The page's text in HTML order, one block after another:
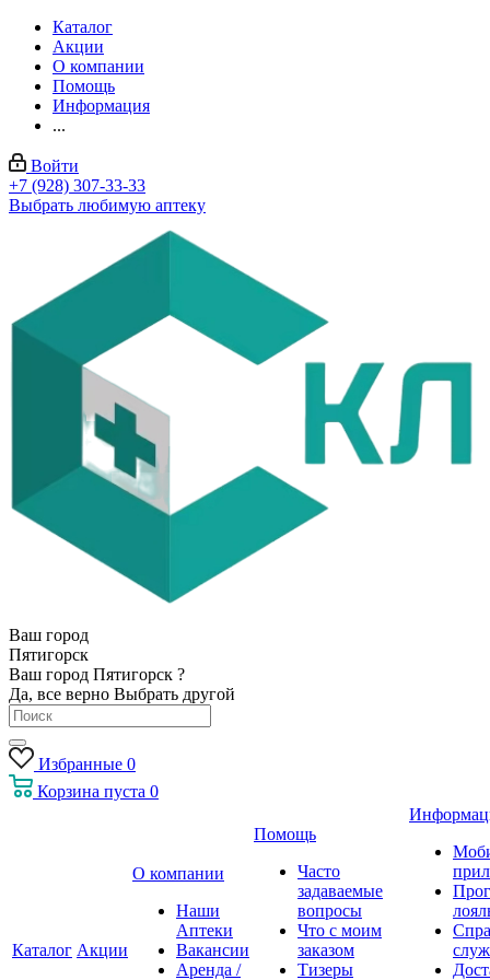
Каталог
Акции
О компании
Помощь
Информация
...
Войти
+7 (928) 307-33-33
Выбрать любимую аптеку
Ваш город
Пятигорск
Ваш город Пятигорск ?
Да, все верно Выбрать другой
Избранные 0
Корзина пуста 0
Каталог Акции
О компании
Наши
Аптеки
Вакансии
Аренда /
Помощь
Часто
задаваемые
вопросы
Что с моим
заказом
Тизеры